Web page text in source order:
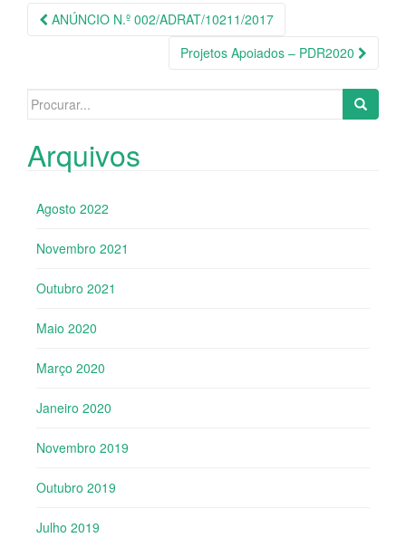
Navegação da Postagem
ANÚNCIO N.º 002/ADRAT/10211/2017
Projetos Apoiados – PDR2020
Search for:
Arquivos
Agosto 2022
Novembro 2021
Outubro 2021
Maio 2020
Março 2020
Janeiro 2020
Novembro 2019
Outubro 2019
Julho 2019